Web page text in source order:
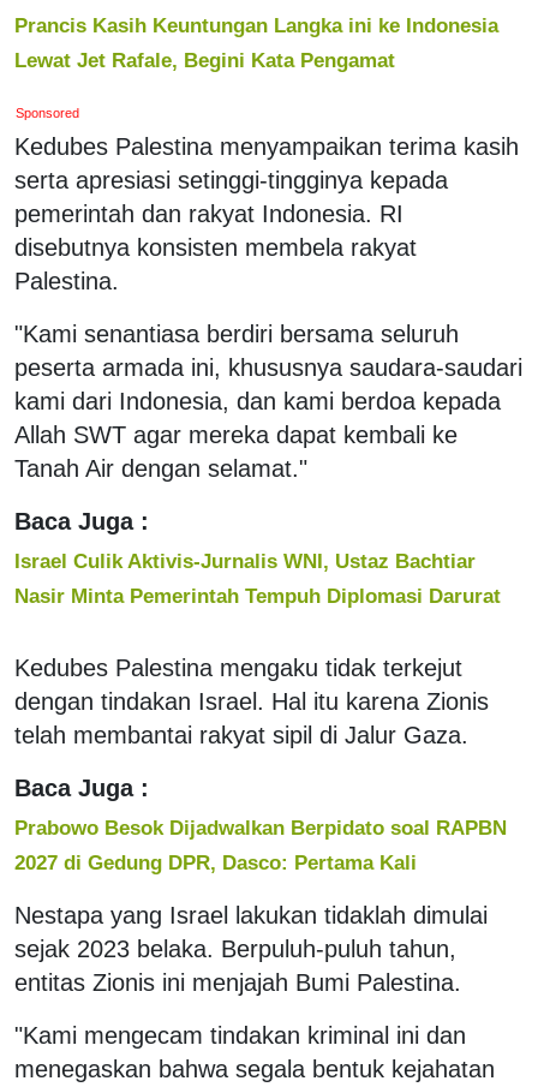
Prancis Kasih Keuntungan Langka ini ke Indonesia
Lewat Jet Rafale, Begini Kata Pengamat
Sponsored
Kedubes Palestina menyampaikan terima kasih
serta apresiasi setinggi-tingginya kepada
pemerintah dan rakyat Indonesia. RI
disebutnya konsisten membela rakyat
Palestina.
"Kami senantiasa berdiri bersama seluruh
peserta armada ini, khususnya saudara-saudari
kami dari Indonesia, dan kami berdoa kepada
Allah SWT agar mereka dapat kembali ke
Tanah Air dengan selamat."
Baca Juga :
Israel Culik Aktivis-Jurnalis WNI, Ustaz Bachtiar
Nasir Minta Pemerintah Tempuh Diplomasi Darurat
Kedubes Palestina mengaku tidak terkejut
dengan tindakan Israel. Hal itu karena Zionis
telah membantai rakyat sipil di Jalur Gaza.
Baca Juga :
Prabowo Besok Dijadwalkan Berpidato soal RAPBN
2027 di Gedung DPR, Dasco: Pertama Kali
Nestapa yang Israel lakukan tidaklah dimulai
sejak 2023 belaka. Berpuluh-puluh tahun,
entitas Zionis ini menjajah Bumi Palestina.
"Kami mengecam tindakan kriminal ini dan
menegaskan bahwa segala bentuk kejahatan